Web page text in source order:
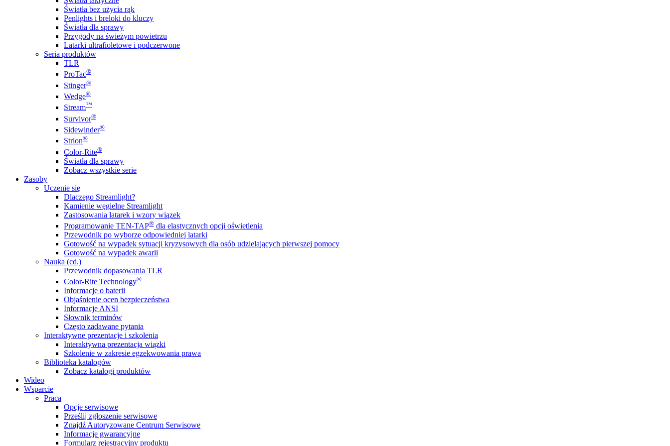
Światła bez użycia rąk
Penlights i breloki do kluczy
Światła dla sprawy
Przygody na świeżym powietrzu
Latarki ultrafioletowe i podczerwone
Seria produktów
TLR
ProTac®
Stinger®
Wedge®
Stream™
Survivor®
Sidewinder®
Strion®
Color-Rite®
Światła dla sprawy
Zobacz wszystkie serie
Zasoby
Uczenie się
Dlaczego Streamlight?
Kamienie węgielne Streamlight
Zastosowania latarek i wzory wiązek
Programowanie TEN-TAP® dla elastycznych opcji oświetlenia
Przewodnik po wyborze odpowiedniej latarki
Gotowość na wypadek sytuacji kryzysowych dla osób udzielających pierwszej pomocy
Gotowość na wypadek awarii
Nauka (cd.)
Przewodnik dopasowania TLR
Color-Rite Technology®
Informacje o baterii
Objaśnienie ocen bezpieczeństwa
Informacje ANSI
Słownik terminów
Często zadawane pytania
Interaktywne prezentacje i szkolenia
Interaktywna prezentacja wiązki
Szkolenie w zakresie egzekwowania prawa
Biblioteka katalogów
Zobacz katalogi produktów
Wideo
Wsparcie
Praca
Opcje serwisowe
Prześlij zgłoszenie serwisowe
Znajdź Autoryzowane Centrum Serwisowe
Informacje gwarancyjne
Formularz rejestracyjny produktu